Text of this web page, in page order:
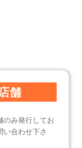
舗
のみ発行してお
い合わせ下さ